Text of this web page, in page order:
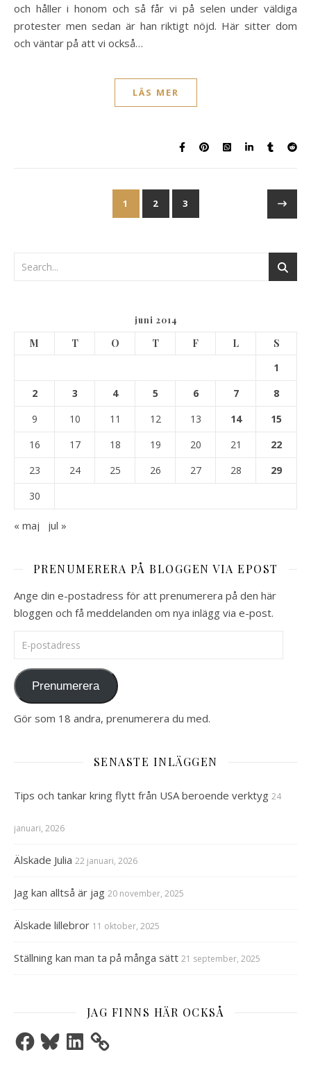
och håller i honom och så får vi på selen under väldiga
protester men sedan är han riktigt nöjd. Här sitter dom
och väntar på att vi också…
LÄS MER
1 2 3
juni 2014
M T O T F L
S
1
2
3 4 5 6 7
8
9
10 11 12 13 14
15
16
17 18 19 20 21
22
23
24 25 26 27 28
29
30
« maj jul »
PRENUMERERA PÅ BLOGGEN VIA EPOST
Ange din e-postadress för att prenumerera på den här
bloggen och få meddelanden om nya inlägg via e-post.
E-postadress
Prenumerera
Gör som 18 andra, prenumerera du med.
SENASTE INLÄGGEN
Tips och tankar kring flytt från USA beroende verktyg 24
januari, 2026
Älskade Julia 22 januari, 2026
Jag kan alltså är jag 20 november, 2025
Älskade lillebror 11 oktober, 2025
Ställning kan man ta på många sätt 21 september, 2025
JAG FINNS HÄR OCKSÅ
FacebookBlueskyLinkedIn